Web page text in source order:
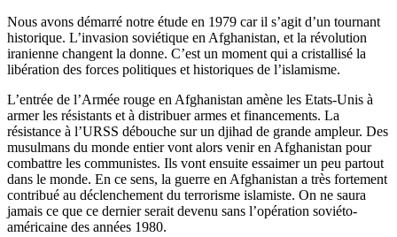
Nous avons démarré notre étude en 1979 car il s’agit d’un tournant
historique. L’invasion soviétique en Afghanistan, et la révolution
iranienne changent la donne. C’est un moment qui a cristallisé la
libération des forces politiques et historiques de l’islamisme.
L’entrée de l’Armée rouge en Afghanistan amène les Etats-Unis à
armer les résistants et à distribuer armes et financements. La
résistance à l’URSS débouche sur un djihad de grande ampleur. Des
musulmans du monde entier vont alors venir en Afghanistan pour
combattre les communistes. Ils vont ensuite essaimer un peu partout
dans le monde. En ce sens, la guerre en Afghanistan a très fortement
contribué au déclenchement du terrorisme islamiste. On ne saura
jamais ce que ce dernier serait devenu sans l’opération soviéto-
américaine des années 1980.